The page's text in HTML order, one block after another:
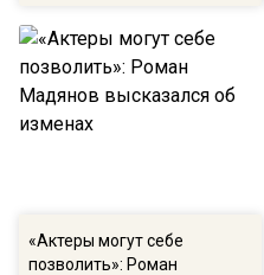
«Актеры могут себе
позволить»: Роман